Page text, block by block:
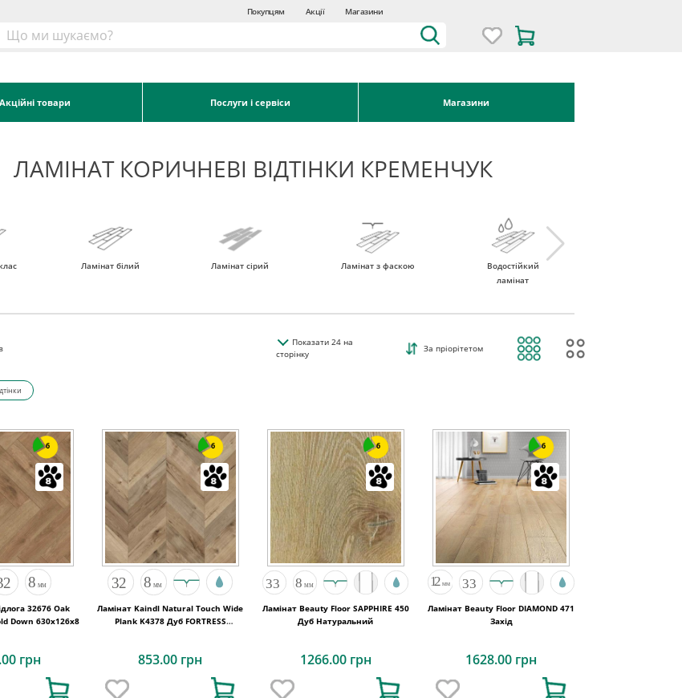
Покупцям Акції Магазини
Акційні товари Послуги і сервіси Магазини
ЛАМІНАТ КОРИЧНЕВІ ВІДТІНКИ КРЕМЕНЧУК
Ламінат білий Ламінат сірий Ламінат з фаскою
Водостійкий
ламінат
Показати24на
сторінку
За пріорітетом
6
32676 Oak
Down 630x126x8
грн
6
Ламінат Kaindl Natural Touch Wide
Plank K4378 Дуб FORTRESS
853.00 грн
6
Ламінат Beauty Floor SAPPHIRE 450
Дуб Натуральний
1266.00 грн
6
Ламінат Beauty Floor DIAMOND 471
Захід
1628.00 грн